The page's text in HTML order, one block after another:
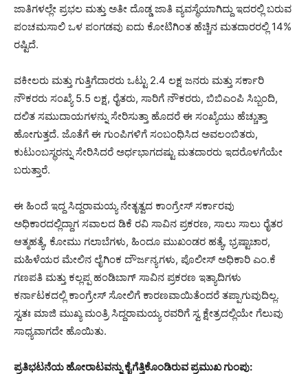
ಜಾತಿಗಳಲ್ಲೇ ಪ್ರಭಲ ಮತ್ತು ಅತೀ ದೊಡ್ಡ ಜಾತಿ ವ್ಯವಸ್ಥೆಯಾಗಿದ್ದು ಇದರಲ್ಲಿ ಬರುವ
ಪಂಚಮಸಾಲಿ ಒಳ ಪಂಗಡವು ಐದು ಕೋಟಿಗಿಂತ ಹೆಚ್ಚಿನ ಮತದಾರರಲ್ಲಿ 14%
ರಷ್ಟಿದೆ.
ವಕೀಲರು ಮತ್ತು ಗುತ್ತಿಗೆದಾರರು ಒಟ್ಟು 2.4 ಲಕ್ಷ ಜನರು ಮತ್ತು ಸರ್ಕಾರಿ
ನೌಕರರು ಸಂಖ್ಯೆ 5.5 ಲಕ್ಷ, ರೈತರು, ಸಾರಿಗೆ ನೌಕರರು, ಬಿಬಿಎಂಪಿ ಸಿಬ್ಬಂದಿ,
ದಲಿತ ಸಮುದಾಯಗಳನ್ನು ಸೇರಿಸುತ್ತಾ ಹೊದರೆ ಈ ಸಂಖ್ಯೆಯು ಹೆಚ್ಚುತ್ತಾ
ಹೋಗುತ್ತದೆ. ಜೊತೆಗೆ ಈ ಗುಂಪಿಗಳಿಗೆ ಸಂಬಂಧಿಸಿದ ಅವಲಂಬಿತರು,
ಕುಟುಂಬಸ್ಥರನ್ನು ಸೇರಿಸಿದರೆ ಅರ್ಧಭಾಗದಷ್ಟು ಮತದಾರರು ಇದರೊಳಗೆಯೇ
ಬರುತ್ತಾರೆ.
ಈ ಹಿಂದೆ ಇದ್ದ ಸಿದ್ದರಾಮಯ್ಯ ನೇತೃತ್ವದ ಕಾಂಗ್ರೇಸ್ ಸರ್ಕಾರವು
ಅಧಿಕಾರದಲ್ಲಿದ್ದಾಗ ಸವಾಲದ ಡಿಕೆ ರವಿ ಸಾವಿನ ಪ್ರಕರಣ, ಸಾಲು ಸಾಲು ರೈತರ
ಆತ್ಮಹತ್ಯೆ, ಕೋಮು ಗಲಾಬೆಗಳು, ಹಿಂದೂ ಮುಖಂಡರ ಹತ್ಯೆ, ಭ್ರಷ್ಟಾಚಾರ,
ಮಹಿಳೆಯರ ಮೇಲಿನ ಲೈಗಿಂಕ ದೌರ್ಜನ್ಯಗಳು, ಪೊಲೀಸ್ ಅಧಿಕಾರಿ ಎಂ.ಕೆ
ಗಣಪತಿ ಮತ್ತು ಕಲ್ಲಪ್ಪ ಹಂಡಿಬಾಗ್ ಸಾವಿನ ಪ್ರಕರಣ ಇತ್ಯಾದಿಗಳು
ಕರ್ನಾಟಕದಲ್ಲಿ ಕಾಂಗ್ರೇಸ್ ಸೋಲಿಗೆ ಕಾರಣವಾಯಿತೆಂದರೆ ತಪ್ಪಾಗುವುದಿಲ್ಲ.
ಸ್ವತಃ ಮಾಜಿ ಮುಖ್ಯ ಮಂತ್ರಿ ಸಿದ್ದರಾಮಯ್ಯ ರವರಿಗೆ ಸ್ವ ಕ್ಷೇತ್ರದಲ್ಲಿಯೇ ಗೆಲುವು
ಸಾಧ್ಯವಾಗದೇ ಹೊಯಿತು.
ಪ್ರತಿಭಟನೆಯ ಹೋರಾಟವನ್ನು ಕೈಗೆತ್ತಿಕೊಂಡಿರುವ ಪ್ರಮುಖ ಗುಂಪು: